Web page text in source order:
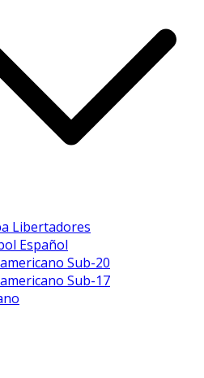
Libertadores
Español
Sub-20
Sub-17